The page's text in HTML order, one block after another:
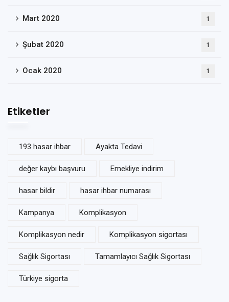
Mart 2020 1
Şubat 2020 1
Ocak 2020 1
Etiketler
193 hasar ihbar Ayakta Tedavi
değer kaybı başvuru Emekliye indirim
hasar bildir hasar ihbar numarası
Kampanya Komplikasyon
Komplikasyon nedir Komplikasyon sigortası
Sağlık Sigortası Tamamlayıcı Sağlık Sigortası
Türkiye sigorta